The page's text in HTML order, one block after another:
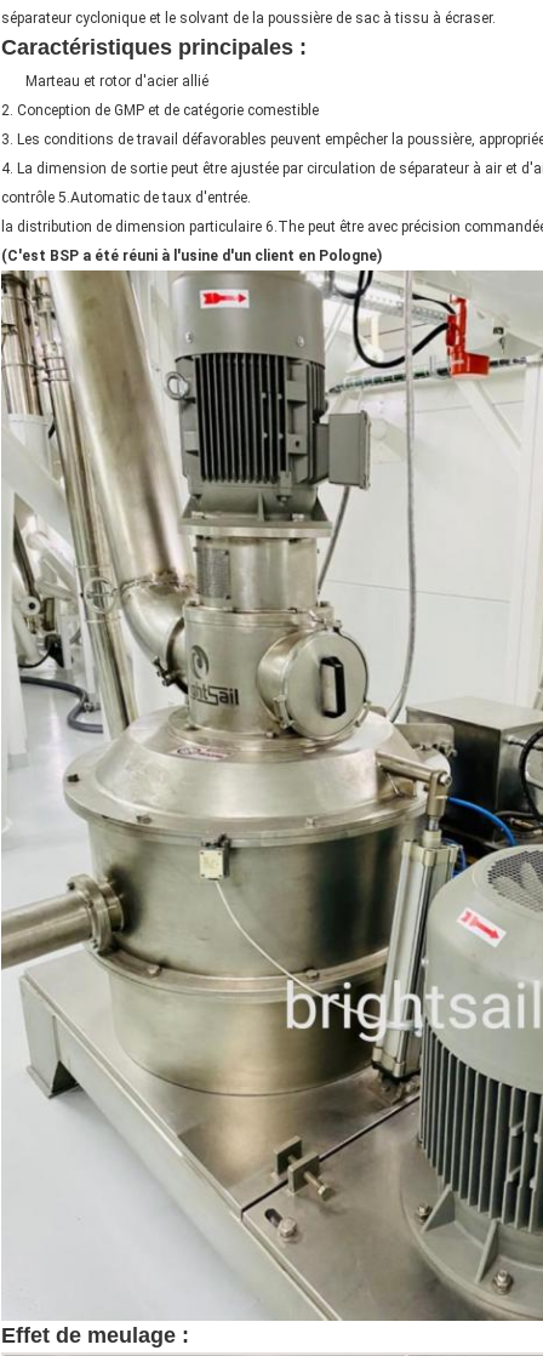
séparateur cyclonique et le solvant de la poussière de sac à tissu à écraser.
Caractéristiques principales :
Marteau et rotor d'acier allié
2. Conception de GMP et de catégorie comestible
3. Les conditions de travail défavorables peuvent empêcher la poussière,
4. La dimension de sortie peut être ajustée par circulation de séparateur à air et
contrôle 5.Automatic de taux d'entrée.
la distribution de dimension particulaire 6.The peut être avec précision
(C'est BSP a été réuni à l'usine d'un client en Pologne)
Effet de meulage :